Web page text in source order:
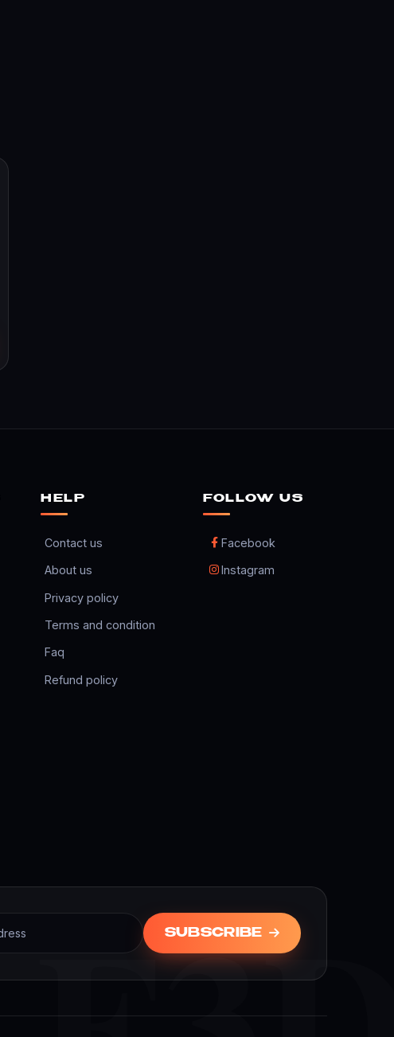
HELP
Contact us
About us
Privacy policy
Terms and condition
Faq
Refund policy
FOLLOW US
Facebook
Instagram
SUBSCRIBE